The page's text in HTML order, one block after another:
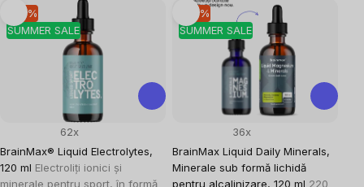
Listă
produse
SUMMER SALE
–10 %
BrainMax® Liquid Electrolytes,
120 ml Electroliți ionici și
minerale pentru sport, în formă
62x
SUMMER SALE
–10 %
BrainMax Liquid Daily Minerals,
Minerale sub formă lichidă
pentru alcalinizare, 120 ml 220
36x